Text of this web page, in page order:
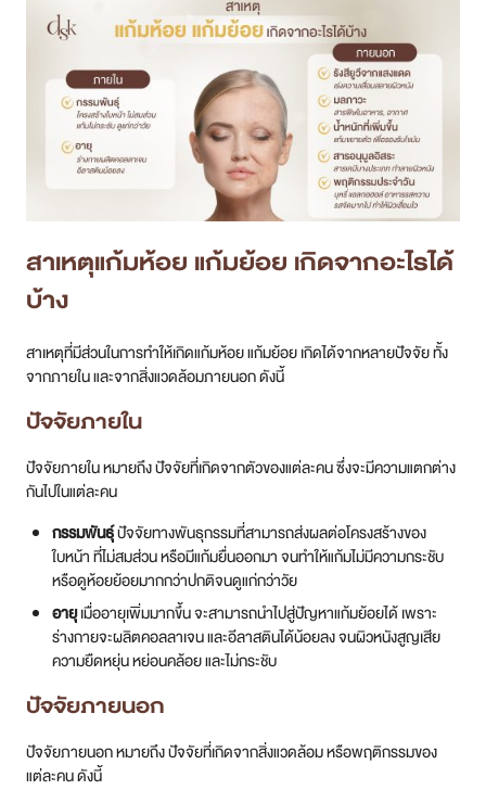
สาเหตุแก้มห้อย แก้มย้อย เกิดจากอะไรได้
บ้าง
สาเหตุที่มีส่วนในการทำให้เกิดแก้มห้อย แก้มย้อย เกิดได้จากหลายปัจจัย ทั้ง
จากภายใน และจากสิ่งแวดล้อมภายนอก ดังนี้
ปัจจัยภายใน
ปัจจัยภายใน หมายถึง ปัจจัยที่เกิดจากตัวของแต่ละคน ซึ่งจะมีความแตกต่าง
กันไปในแต่ละคน
กรรมพันธ์ุปัจจัยทางพันธุกรรมที่สามารถส่งผลต่อโครงสร้างของ
ใบหน้า ที่ไม่สมส่วน หรือมีแก้มยื่นออกมา จนทำให้แก้มไม่มีความกระชับ
หรือดูห้อยย้อยมากกว่าปกติจนดูแก่กว่าวัย
อายุเมื่ออายุเพิ่มมากขึ้น จะสามารถนำไปสู่ปัญหาแก้มย้อยได้ เพราะ
ร่างกายจะผลิตคอลลาเจน และอีลาสตินได้น้อยลง จนผิวหนังสูญเสีย
ความยืดหยุ่น หย่อนคล้อย และไม่กระชับ
ปัจจัยภายนอก
ปัจจัยภายนอก หมายถึง ปัจจัยที่เกิดจากสิ่งแวดล้อม หรือพฤติกรรมของ
แต่ละคน ดังนี้